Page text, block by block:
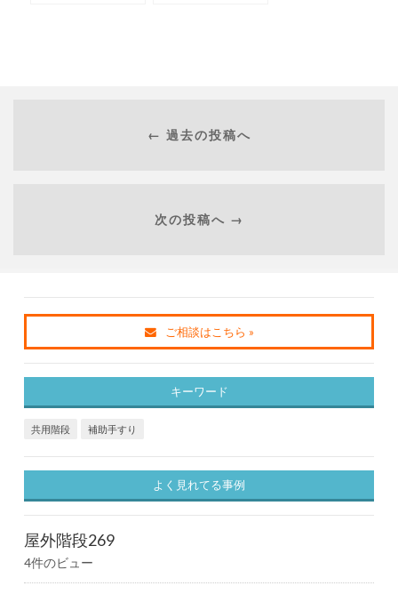
← 過去の投稿へ
次の投稿へ →
ご相談はこちら »
キーワード
共用階段 補助手すり
よく見れてる事例
屋外階段269
4件のビュー